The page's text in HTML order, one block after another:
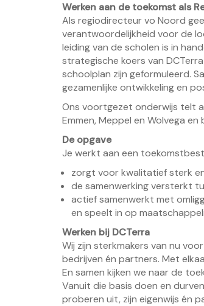
Werken aan de toekomst als
Als regiodirecteur vo Noord
verantwoordelijkheid voor de
leiding van de scholen is in
strategische koers van
schoolplan zijn geformuleerd.
gezamenlijke ontwikkeling en
Ons voortgezet onderwijs telt
Emmen, Meppel en Wolvega
De opgave
Je werkt aan een
zorgt voor kwalitatief sterk
de samenwerking versterkt
actief samenwerkt met
en speelt in op
Werken bij DCTerra
Wij zijn sterkmakers van nu
bedrijven én partners. Met
En samen kijken we naar de
Vanuit die basis doen en
proberen uit, zijn eigenwijs én